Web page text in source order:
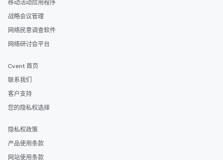
移动活动应用程序
战略会议管理
网络民意调查软件
网络研讨会平台
Cvent 首页
联系我们
客户支持
您的隐私权选择
隐私权政策
产品使用条款
网站使用条款